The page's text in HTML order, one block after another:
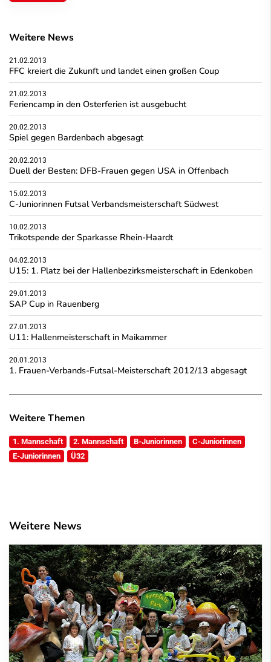
Weitere News
21.02.2013
FFC kreiert die Zukunft und landet einen großen Coup
21.02.2013
Feriencamp in den Osterferien ist ausgebucht
20.02.2013
Spiel gegen Bardenbach abgesagt
20.02.2013
Duell der Besten: DFB-Frauen gegen USA in Offenbach
15.02.2013
C-Juniorinnen Futsal Verbandsmeisterschaft Südwest
10.02.2013
Trikotspende der Sparkasse Rhein-Haardt
04.02.2013
U15: 1. Platz bei der Hallenbezirksmeisterschaft in Edenkoben
29.01.2013
SAP Cup in Rauenberg
27.01.2013
U11: Hallenmeisterschaft in Maikammer
20.01.2013
1. Frauen-Verbands-Futsal-Meisterschaft 2012/13 abgesagt
Weitere Themen
1. Mannschaft 2. Mannschaft B-Juniorinnen
C-Juniorinnen
E-Juniorinnen
Ü32
Weitere News